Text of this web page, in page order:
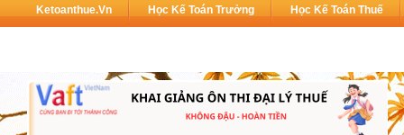
Ketoanthue.vn Học Kế Toán Trưởng Học Kế Toán Thuế